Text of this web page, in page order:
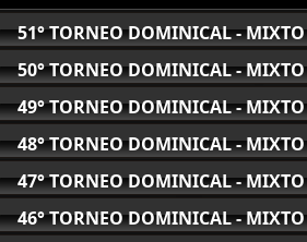
51° TORNEO DOMINICAL - MIXTO
50° TORNEO DOMINICAL - MIXTO
49° TORNEO DOMINICAL - MIXTO
48° TORNEO DOMINICAL - MIXTO
47° TORNEO DOMINICAL - MIXTO
46° TORNEO DOMINICAL - MIXTO